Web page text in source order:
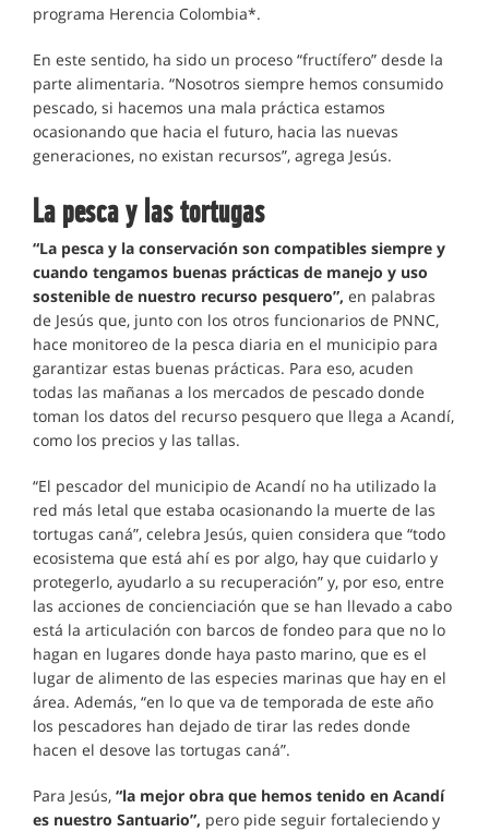
programa Herencia Colombia*.
En este sentido, ha sido un proceso “fructífero” desde la
parte alimentaria. “Nosotros siempre hemos consumido
pescado, si hacemos una mala práctica estamos
ocasionando que hacia el futuro, hacia las nuevas
generaciones, no existan recursos”, agrega Jesús.
La pesca y las tortugas
“La pesca y la conservación son compatibles siempre y
cuando tengamos buenas prácticas de manejo y uso
sostenible de nuestro recurso pesquero”, en palabras
de Jesús que, junto con los otros funcionarios de PNNC,
hace monitoreo de la pesca diaria en el municipio para
garantizar estas buenas prácticas. Para eso, acuden
todas las mañanas a los mercados de pescado donde
toman los datos del recurso pesquero que llega a Acandí,
como los precios y las tallas.
“El pescador del municipio de Acandí no ha utilizado la
red más letal que estaba ocasionando la muerte de las
tortugas caná”, celebra Jesús, quien considera que “todo
ecosistema que está ahí es por algo, hay que cuidarlo y
protegerlo, ayudarlo a su recuperación” y, por eso, entre
las acciones de concienciación que se han llevado a cabo
está la articulación con barcos de fondeo para que no lo
hagan en lugares donde haya pasto marino, que es el
lugar de alimento de las especies marinas que hay en el
área. Además, “en lo que va de temporada de este año
los pescadores han dejado de tirar las redes donde
hacen el desove las tortugas caná”.
Para Jesús, “la mejor obra que hemos tenido en Acandí
es nuestro Santuario”, pero pide seguir fortaleciendo y